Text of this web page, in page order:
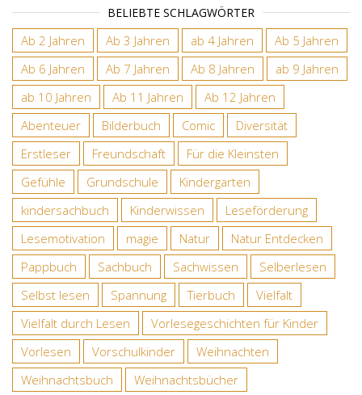
BELIEBTE SCHLAGWÖRTER
Ab 2 Jahren Ab 3 Jahren ab 4 Jahren
Ab 5 Jahren
Ab 6 Jahren
Ab 7 Jahren Ab 8 Jahren
ab 9 Jahren
ab 10 Jahren
Ab 11 Jahren
Ab 12 Jahren
Abenteuer
Bilderbuch Comic
Diversität
Erstleser
Freundschaft
Für die Kleinsten
Gefühle
Grundschule
Kindergarten
kindersachbuch
Kinderwissen
Leseförderung
Lesemotivation
magie Natur
Natur Entdecken
Pappbuch
Sachbuch Sachwissen
Selberlesen
Selbst lesen
Spannung Tierbuch
Vielfalt
Vielfalt durch Lesen
Vorlesegeschichten für Kinder
Vorlesen
Vorschulkinder
Weihnachten
Weihnachtsbuch
Weihnachtsbücher